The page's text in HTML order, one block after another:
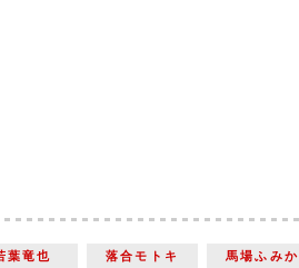
葉竜也 落合モトキ 馬場ふみか